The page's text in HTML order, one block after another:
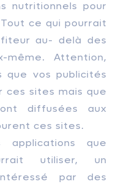
nutritionnels pour
ce qui pourrait
au- delà des
Attention,
que vos publicités
ces sites mais que
diffusées aux
ces sites.
applications que
utiliser, un
par des